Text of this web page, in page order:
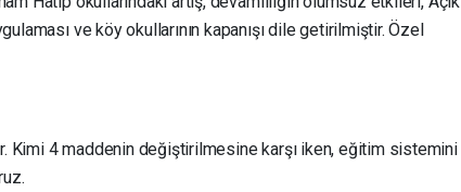
ve köy okullarının kapanışı dile getirilmiştir. Özel
Kimi 4 maddenin değiştirilmesine karşı iken, eğitim sistemini